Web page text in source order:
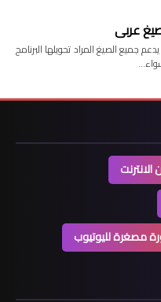
عربي
جميع الصيغ المراد تحويلها البرنامج
الانترنت
مصغرة لليوتيوب